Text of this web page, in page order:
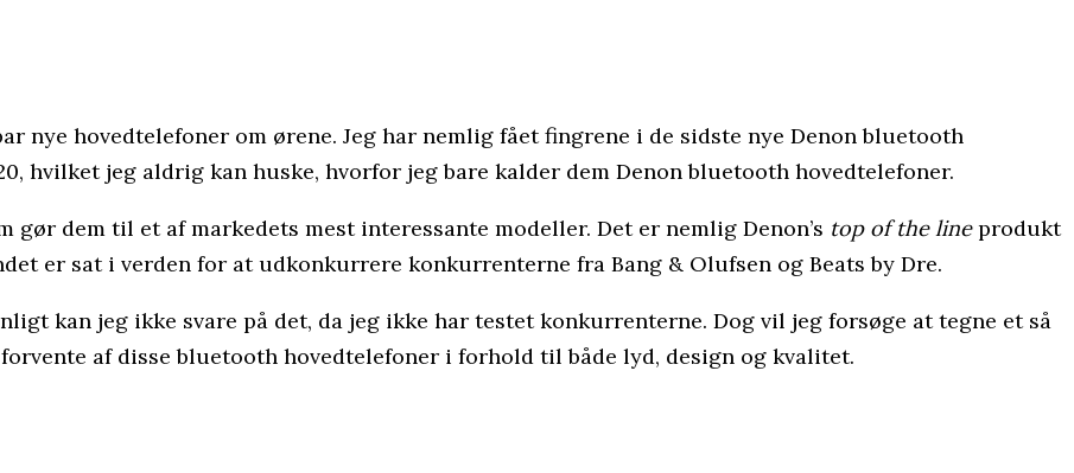
nye hovedtelefoner om ørene. Jeg har nemlig fået fingrene i de sidste nye Denon bluetooth
hvilket jeg aldrig kan huske, hvorfor jeg bare kalder dem Denon bluetooth hovedtelefoner.
gør dem til et af markedets mest interessante modeller. Det er nemlig Denon’s top of the lineprodukt
er sat i verden for at udkonkurrere konkurrenterne fra Bang & Olufsen og Beats by Dre.
kan jeg ikke svare på det, da jeg ikke har testet konkurrenterne. Dog vil jeg forsøge at tegne et så
af disse bluetooth hovedtelefoner i forhold til både lyd, design og kvalitet.